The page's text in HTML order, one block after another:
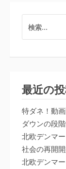
索:
最近の
特ダネ！動
ダウンの段
北欧デンマ
社会の再開
北欧デンマ